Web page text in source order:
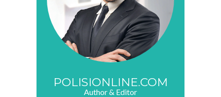
POLISIONLINE.COM
Author & Editor